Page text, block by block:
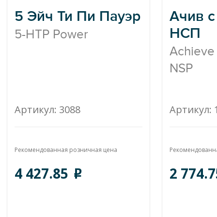
5 Эйч Ти Пи Пауэр
5-HTP Power
Артикул: 3088
Рекомендованная розничная цена
4 427.85 o
Ачив
НСП
NSP
Артикул:
2